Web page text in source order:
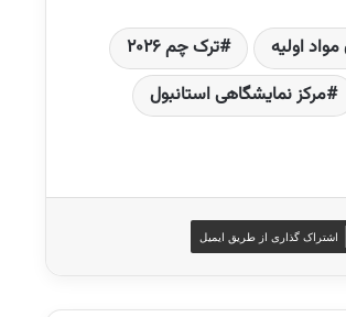
اولیه
ترک چم ۲۰۲۶
مرکز نمایشگاهی استانبول
اشتراک گذاری از طریق ایمیل